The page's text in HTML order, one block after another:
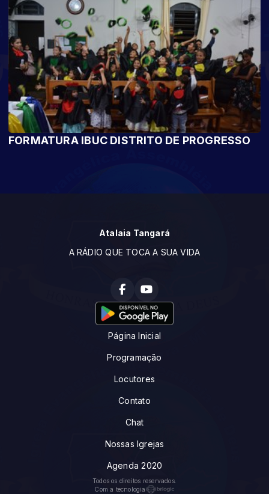
FORMATURA IBUC DISTRITO DE PROGRESSO
Atalaia Tangará
A RÁDIO QUE TOCA A SUA VIDA
Página Inicial
Programação
Locutores
Contato
Chat
Nossas Igrejas
Agenda 2020
Todos os direitos reservados.
Com a tecnologia